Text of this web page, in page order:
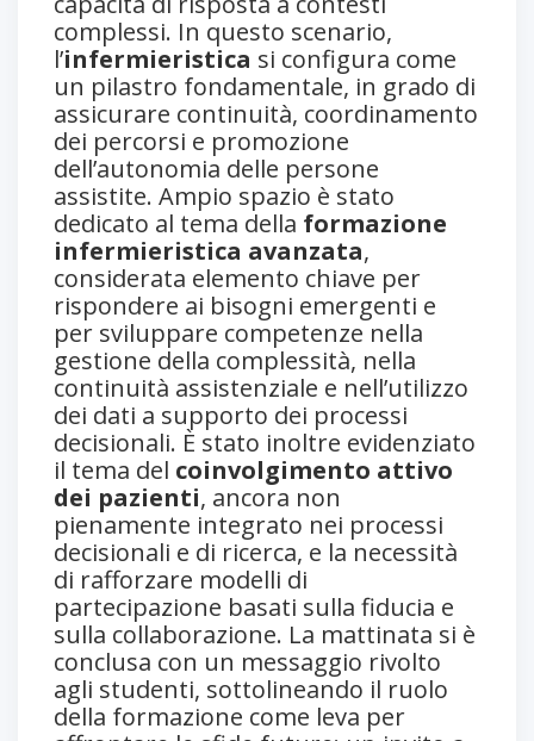
complessi. In questo scenario,
l’infermieristica si configura come
un pilastro fondamentale, in grado di
assicurare continuità, coordinamento
dei percorsi e promozione
dell’autonomia delle persone
assistite. Ampio spazio è stato
dedicato al tema della formazione
infermieristica avanzata,
considerata elemento chiave per
rispondere ai bisogni emergenti e
per sviluppare competenze nella
gestione della complessità, nella
continuità assistenziale e nell’utilizzo
dei dati a supporto dei processi
decisionali. È stato inoltre evidenziato
il tema del coinvolgimento attivo
dei pazienti, ancora non
pienamente integrato nei processi
decisionali e di ricerca, e la necessità
di rafforzare modelli di
partecipazione basati sulla fiducia e
sulla collaborazione. La mattinata si è
conclusa con un messaggio rivolto
agli studenti, sottolineando il ruolo
della formazione come leva per